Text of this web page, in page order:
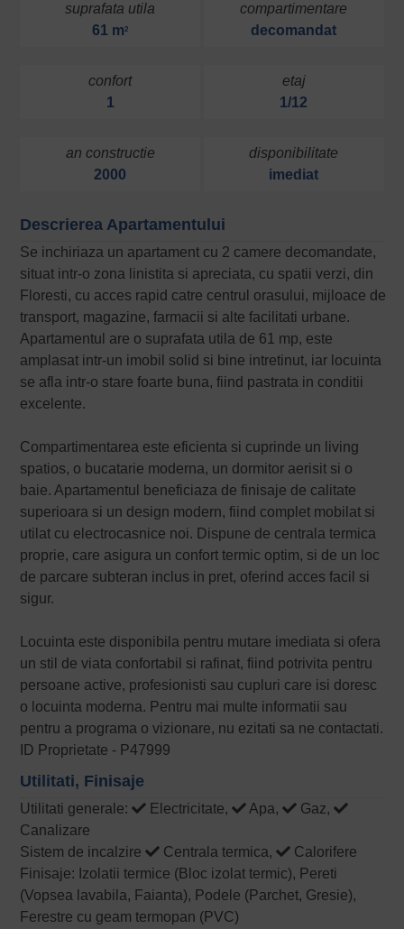
suprafata utila
61 m2
compartimentare
decomandat
confort
1
etaj
1/12
an constructie
2000
disponibilitate
imediat
Descrierea Apartamentului
Se inchiriaza un apartament cu 2 camere decomandate,
situat intr-o zona linistita si apreciata, cu spatii verzi, din
Floresti, cu acces rapid catre centrul orasului, mijloace de
transport, magazine, farmacii si alte facilitati urbane.
Apartamentul are o suprafata utila de 61 mp, este
amplasat intr-un imobil solid si bine intretinut, iar locuinta
se afla intr-o stare foarte buna, fiind pastrata in conditii
excelente.
Compartimentarea este eficienta si cuprinde un living
spatios, o bucatarie moderna, un dormitor aerisit si o
baie. Apartamentul beneficiaza de finisaje de calitate
superioara si un design modern, fiind complet mobilat si
utilat cu electrocasnice noi. Dispune de centrala termica
proprie, care asigura un confort termic optim, si de un loc
de parcare subteran inclus in pret, oferind acces facil si
sigur.
Locuinta este disponibila pentru mutare imediata si ofera
un stil de viata confortabil si rafinat, fiind potrivita pentru
persoane active, profesionisti sau cupluri care isi doresc
o locuinta moderna. Pentru mai multe informatii sau
pentru a programa o vizionare, nu ezitati sa ne contactati.
ID Proprietate - P47999
Utilitati, Finisaje
Utilitati generale: Electricitate, Apa,
Gaz,
Canalizare
Sistem de incalzire
Centrala termica,
Calorifere
Finisaje: Izolatii termice (Bloc izolat termic), Pereti
(Vopsea lavabila, Faianta), Podele (Parchet, Gresie),
Ferestre cu geam termopan (PVC)